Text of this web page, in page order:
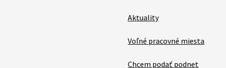
Aktuality
Voľné pracovné miesta
Chcem podať podnet